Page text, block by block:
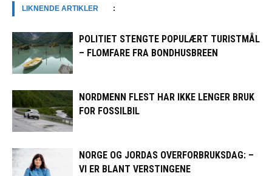
LIKNENDE ARTIKLER :
POLITIET STENGTE POPULÆRT TURISTMÅL
– FLOMFARE FRA BONDHUSBREEN
NORDMENN FLEST HAR IKKE LENGER BRUK
FOR FOSSILBIL
NORGE OG JORDAS OVERFORBRUKSDAG: –
VI ER BLANT VERSTINGENE